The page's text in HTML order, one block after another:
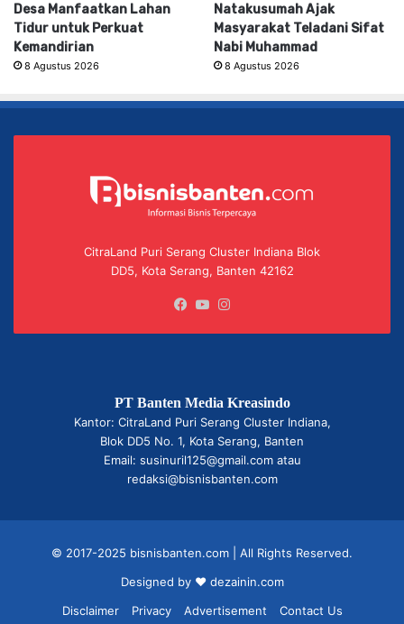
Desa Manfaatkan Lahan
Tidur untuk Perkuat
Kemandirian
8 Agustus 2026
Natakusumah Ajak
Masyarakat Teladani Sifat
Nabi Muhammad
8 Agustus 2026
CitraLand Puri Serang Cluster Indiana Blok
DD5, Kota Serang, Banten 42162
Facebook
YouTube
PT Banten Media Kreasindo
Kantor: CitraLand Puri Serang Cluster Indiana,
Blok DD5 No. 1, Kota Serang, Banten
Email: susinuril125@gmail.com atau
redaksi@bisnisbanten.com
© 2017-2025 bisnisbanten.com | All Rights Reserved.
Designed by ❤ dezainin.com
Disclaimer
Privacy Advertisement Contact Us